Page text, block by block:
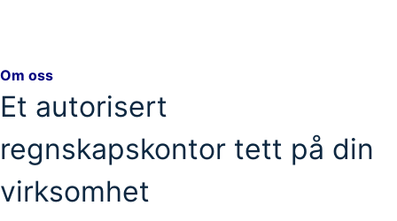
Om oss
Et autorisert
regnskapskontor tett på din
virksomhet